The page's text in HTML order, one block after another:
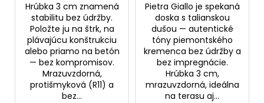
Hrúbka 3 cm znamená
stabilitu bez údržby.
Položte ju na štrk, na
plávajúcu konštrukciu
alebo priamo na betón
— bez kompromisov.
Mrazuvzdorná,
protišmyková (R11) a
bez...
Pietra Giallo je spekaná
doska s talianskou
dušou — autentické
tóny piemontského
kremenca bez údržby a
bez impregnácie.
Hrúbka 3 cm,
mrazuvzdorná, ideálna
na terasu aj...